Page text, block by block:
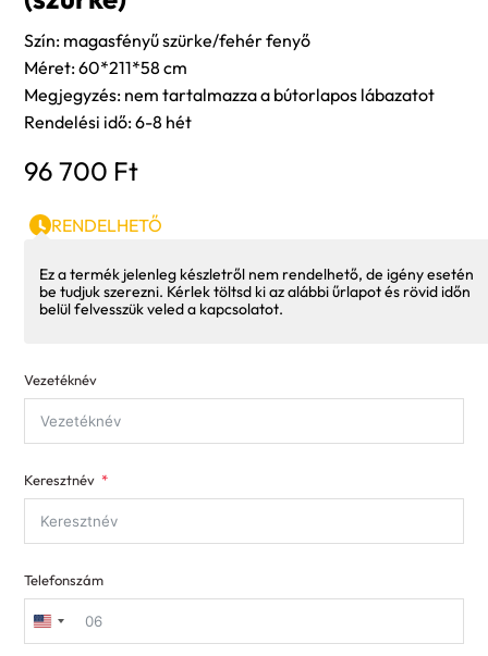
Szín: magasfényű szürke/fehér fenyő
Méret: 60*211*58 cm
Megjegyzés: nem tartalmazza a bútorlapos lábazatot
Rendelési idő: 6-8 hét
96 700 Ft
RENDELHETŐ
Ez a termék jelenleg készletről nem rendelhető, de igény esetén
be tudjuk szerezni. Kérlek töltsd ki az alábbi űrlapot és rövid időn
belül felvesszük veled a kapcsolatot.
Vezetéknév
Keresztnév
Telefonszám
United